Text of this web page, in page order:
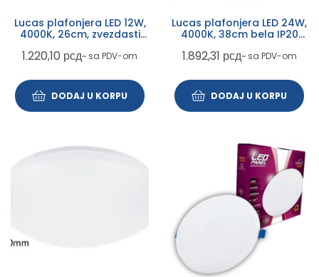
Lucas plafonjera LED 12W,
4000K, 26cm, zvezdasti
1.220,10 рсд~ sa PDV-om
DODAJ U KORPU
Lucas plafonjera LED 24W,
4000K, 38cm bela IP20
1.892,31 рсд~ sa PDV-om
DODAJ U KORPU